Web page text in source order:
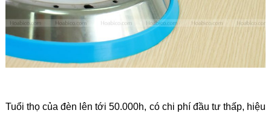
Tuổi thọ của đèn lên tới 50.000h, có chi phí đầu tư thấp, hiệu